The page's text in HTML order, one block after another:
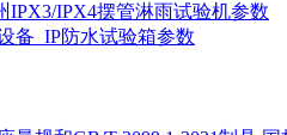
IPX3/IPX4摆管淋雨试验机参数
备_IP防水试验箱参数